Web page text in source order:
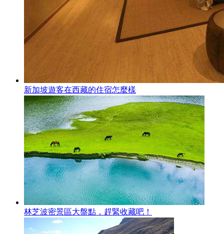
新加坡遊客在西藏的住宿怎麼樣
林芝波密景區大盤點，趕緊收藏吧！